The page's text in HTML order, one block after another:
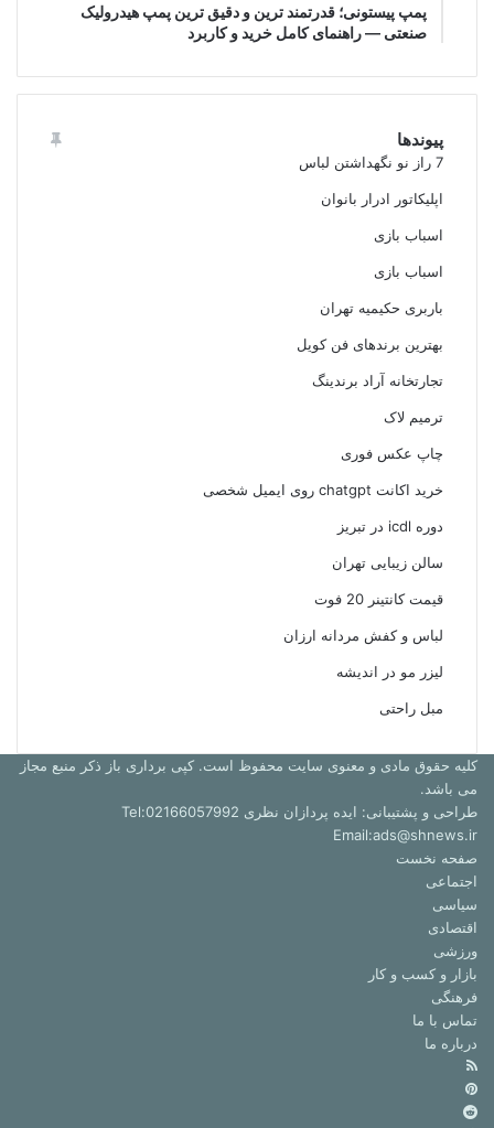
پمپ پیستونی؛ قدرتمند ترین و دقیق‌ ترین پمپ هیدرولیک
صنعتی — راهنمای کامل خرید و کاربرد
پیوندها
7 راز نو نگهداشتن لباس
اپلیکاتور ادرار بانوان
اسباب بازی
اسباب بازی
باربری حکیمیه تهران
بهترین برندهای فن کویل
تجارتخانه آراد برندینگ
ترمیم لاک
چاپ عکس فوری
خرید اکانت chatgpt روی ایمیل شخصی
دوره icdl در تبریز
سالن زیبایی تهران
قیمت کانتینر 20 فوت
لباس و کفش مردانه ارزان
لیزر مو در اندیشه
مبل راحتی
کلیه حقوق مادی و معنوی سایت محفوظ است. کپی برداری باز ذکر منبع مجاز
می باشد.
طراحی و پشتیبانی: ایده پردازان نظری Tel:02166057992
Email:ads@shnews.ir
صفحه نخست
اجتماعی
سیاسی
اقتصادی
ورزشی
بازار و کسب و کار
فرهنگی
تماس با ما
درباره ما